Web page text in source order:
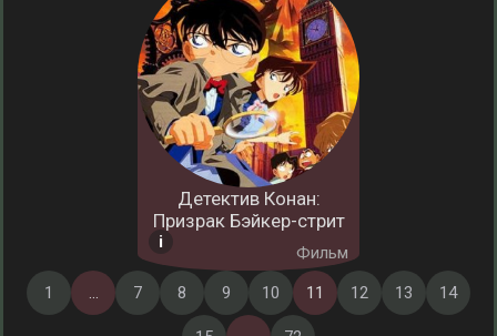
Детектив Конан:
Призрак Бэйкер-стрит
Фильм
1
... 7 8 9 10 11 12 13 14